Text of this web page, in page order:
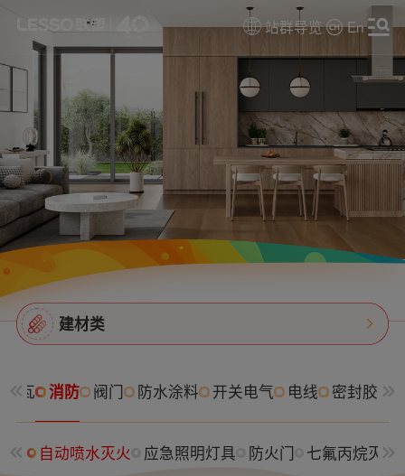
站群导览 En
建材类
脂瓦 消防 阀门 防水涂料 开关电气 电线 密封胶
帘 自动喷水灭火 应急照明灯具 防火门 七氟丙烷灭火